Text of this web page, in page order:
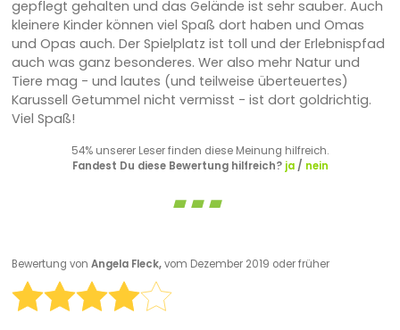
gepflegt gehalten und das Gelände ist sehr sauber. Auch
kleinere Kinder können viel Spaß dort haben und Omas
und Opas auch. Der Spielplatz ist toll und der Erlebnispfad
auch was ganz besonderes. Wer also mehr Natur und
Tiere mag - und lautes (und teilweise überteuertes)
Karussell Getummel nicht vermisst - ist dort goldrichtig.
Viel Spaß!
54% unserer Leser finden diese Meinung hilfreich.
Fandest Du diese Bewertung hilfreich? ja/ nein
Bewertung von Angela Fleck,vom Dezember 2019 oder früher